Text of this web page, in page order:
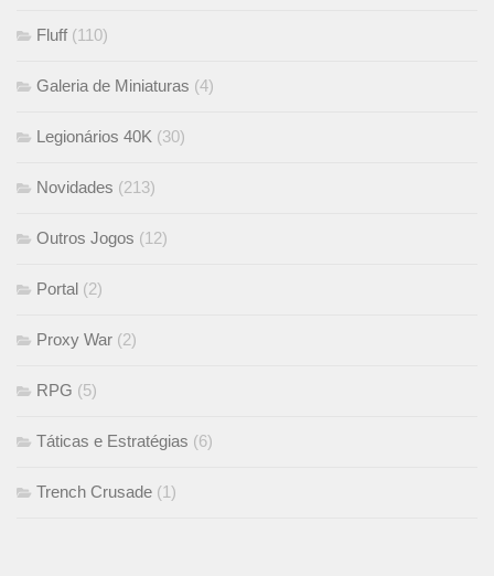
Fluff (110)
Galeria de Miniaturas (4)
Legionários 40K (30)
Novidades (213)
Outros Jogos (12)
Portal (2)
Proxy War (2)
RPG (5)
Táticas e Estratégias (6)
Trench Crusade (1)